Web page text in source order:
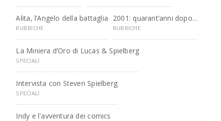
Alita, l’Angelo della battaglia
RUBRICHE
2001: quarant’anni dopo…
RUBRICHE
La Miniera d’Oro di Lucas & Spielberg
SPECIALI
Intervista con Steven Spielberg
SPECIALI
Indy e l'avventura dei comics